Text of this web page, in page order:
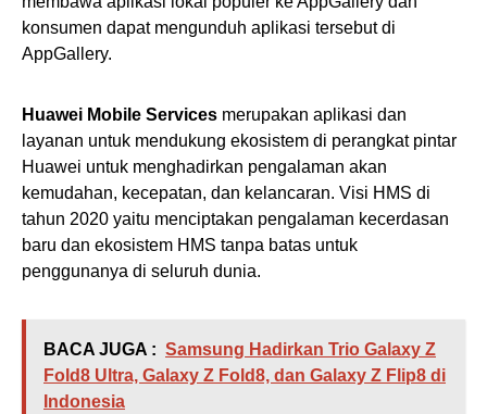
konsumen dapat mengunduh aplikasi tersebut di
AppGallery.
Huawei Mobile Services merupakan aplikasi dan
layanan untuk mendukung ekosistem di perangkat pintar
Huawei untuk menghadirkan pengalaman akan
kemudahan, kecepatan, dan kelancaran. Visi HMS di
tahun 2020 yaitu menciptakan pengalaman kecerdasan
baru dan ekosistem HMS tanpa batas untuk
penggunanya di seluruh dunia.
BACA JUGA : Samsung Hadirkan Trio Galaxy Z
Fold8 Ultra, Galaxy Z Fold8, dan Galaxy Z Flip8 di
Indonesia